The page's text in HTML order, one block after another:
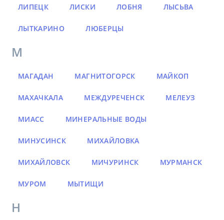
ЛИПЕЦК ЛИСКИ ЛОБНЯ ЛЫСЬВА
ЛЫТКАРИНО ЛЮБЕРЦЫ
М
МАГАДАН МАГНИТОГОРСК МАЙКОП
МАХАЧКАЛА МЕЖДУРЕЧЕНСК МЕЛЕУЗ
МИАСС МИНЕРАЛЬНЫЕ ВОДЫ
МИНУСИНСК МИХАЙЛОВКА
МИХАЙЛОВСК МИЧУРИНСК МУРМАНСК
МУРОМ МЫТИЩИ
Н